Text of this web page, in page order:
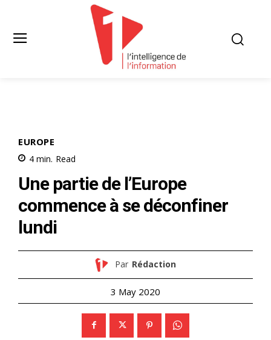
EUROPE
4 min. Read
Une partie de l’Europe
commence à se déconfiner
lundi
Par Rédaction
3 May 2020